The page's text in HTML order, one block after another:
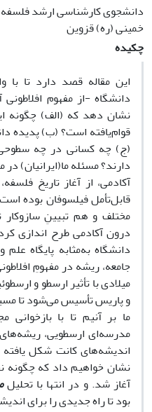
دانشجوی کارشناسی ارشد
خمینی (ره) قزوین
چکیده
این مقاله قصد دارد تا با
دانشگاه -از مفهوم
نشان دهد که (الف) چگونه
قوام‌یافته است؟ (ب) پدیده
(ج) چه کسانی در چه سطوحی
دارند؟ مسئله ما(ایرانیان)
آکادمی، از آغاز تاریخ
قابل‌تأمل فیلسوفان بوده
مختلف و هم تبیینِ سازوکار
درون آکادمی طرح اندازی
دانشگاه به‌مثابه پایگاه
جامعه، ریشه در مفهومِ
میلادی با تأثیر ارسطو و
و پاریس تأسیس می‌شود تا
ما بر آنیم تا با بازخوانی
مدرسه‌ای ارسطویی،
اندیشه‌های کانت شکل
نشان خواهیم داد که چگونه
آغاز شد. و در انتها با تحلیل
بود تا راه جدیدی را برای